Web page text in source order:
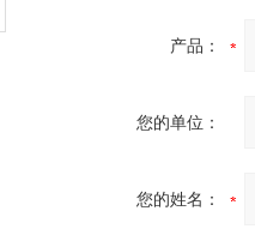
产品：
您的单位：
您的姓名：